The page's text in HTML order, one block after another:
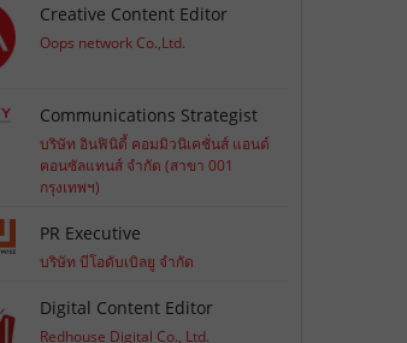
Creative Content Editor
Oops network Co.,Ltd.
Communications Strategist
บริษัท อินฟินิตี้ คอมมิวนิเคชั่นส์ แอนด์
คอนซัลแทนส์ จำกัด (สาขา 001
กรุงเทพฯ)
PR Executive
บริษัท บีโอดับเบิลยู จำกัด
Digital Content Editor
Redhouse Digital Co., Ltd.